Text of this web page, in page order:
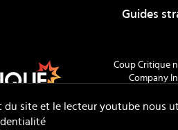
Guides
Coup Critique
Company
site et le lecteur youtube nous